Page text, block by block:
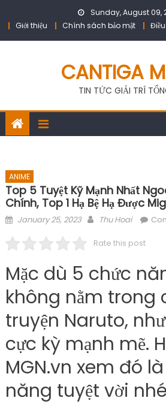
Sunday, August 09,
Giới thiệu
Chính sách bảo mật
CANTIGA
TIN TỨC GIẢI TRÍ
ANIME
Top 5 Tuyệt Kỹ Mạnh Nhất
Chính, Top 1 Hạ Bệ Hạ Được
Posted
January 25, 2023 Author
Thu Hoai
Rate this post
Mặc dù 5 chức
không nằm trong
truyện Naruto,
cực kỳ mạnh mẽ.
MGN.vn xem đó
năng tuyệt vời